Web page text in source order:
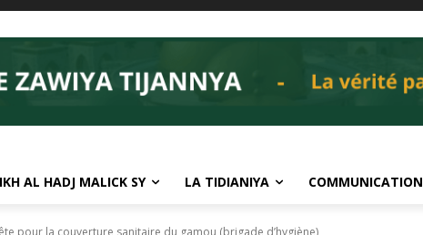
AL HADJ MALICK SY LA TIDIANIYA COMMUNICATION
pour la couverture sanitaire du gamou (brigade d’hygiène)